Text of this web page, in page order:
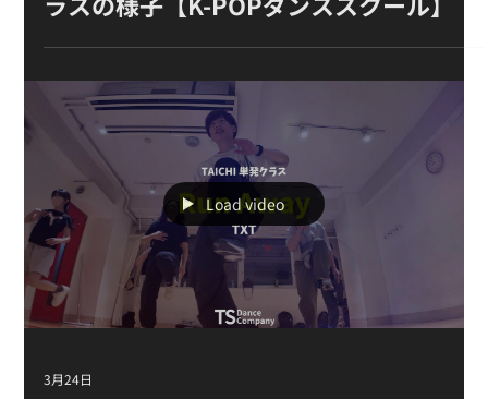
5月30日
【2026年6月 レッスンスケジュール】
5月13日
ラスの様子【K-POPダンススクール】